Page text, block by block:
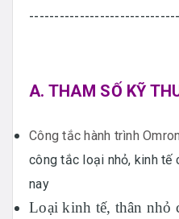
A. THAM SỐ KỸ
Công tắc hành trình
công tắc loại nhỏ, kinh tế
nay
Loại kinh tế, thân nhỏ